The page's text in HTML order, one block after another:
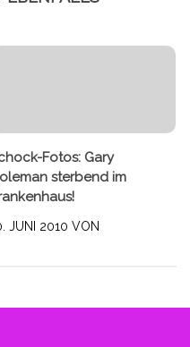
Fotos: Gary
sterbend im
JUNI 2010 VON